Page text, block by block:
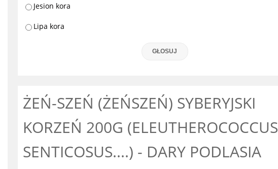
Jesion kora
Lipa kora
GŁOSUJ
ŻEŃ-SZEŃ (ŻEŃSZEŃ) SYBERYJSKI
KORZEŃ 200G (ELEUTHEROCOCCUS
SENTICOSUS....) - DARY PODLASIA